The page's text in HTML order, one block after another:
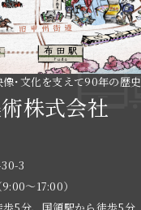
･文化を支えて90年の歴史
株式会社
3
〜17:00）